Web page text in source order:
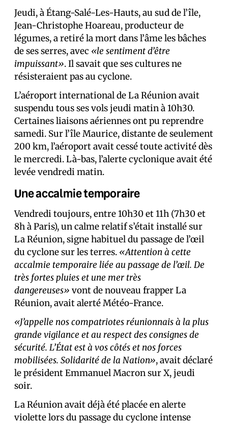
Jeudi, à Étang-Salé-Les-Hauts, au sud de l’île,
Jean-Christophe Hoareau, producteur de
légumes, a retiré la mort dans l’âme les bâches
de ses serres, avec «le sentiment d’être
impuissant». Il savait que ses cultures ne
résisteraient pas au cyclone.
L’aéroport international de La Réunion avait
suspendu tous ses vols jeudi matin à 10h30.
Certaines liaisons aériennes ont pu reprendre
samedi. Sur l’île Maurice, distante de seulement
200 km, l’aéroport avait cessé toute activité dès
le mercredi. Là-bas, l’alerte cyclonique avait été
levée vendredi matin.
Une accalmie temporaire
Vendredi toujours, entre 10h30 et 11h (7h30 et
8h à Paris), un calme relatif s’était installé sur
La Réunion, signe habituel du passage de l’œil
du cyclone sur les terres. «Attention à cette
accalmie temporaire liée au passage de l’œil. De
très fortes pluies et une mer très
dangereuses» vont de nouveau frapper La
Réunion, avait alerté Météo-France.
«J’appelle nos compatriotes réunionnais à la plus
grande vigilance et au respect des consignes de
sécurité. L’État est à vos côtés et nos forces
mobilisées. Solidarité de la Nation», avait déclaré
le président Emmanuel Macron sur X, jeudi
soir.
La Réunion avait déjà été placée en alerte
violette lors du passage du cyclone intense